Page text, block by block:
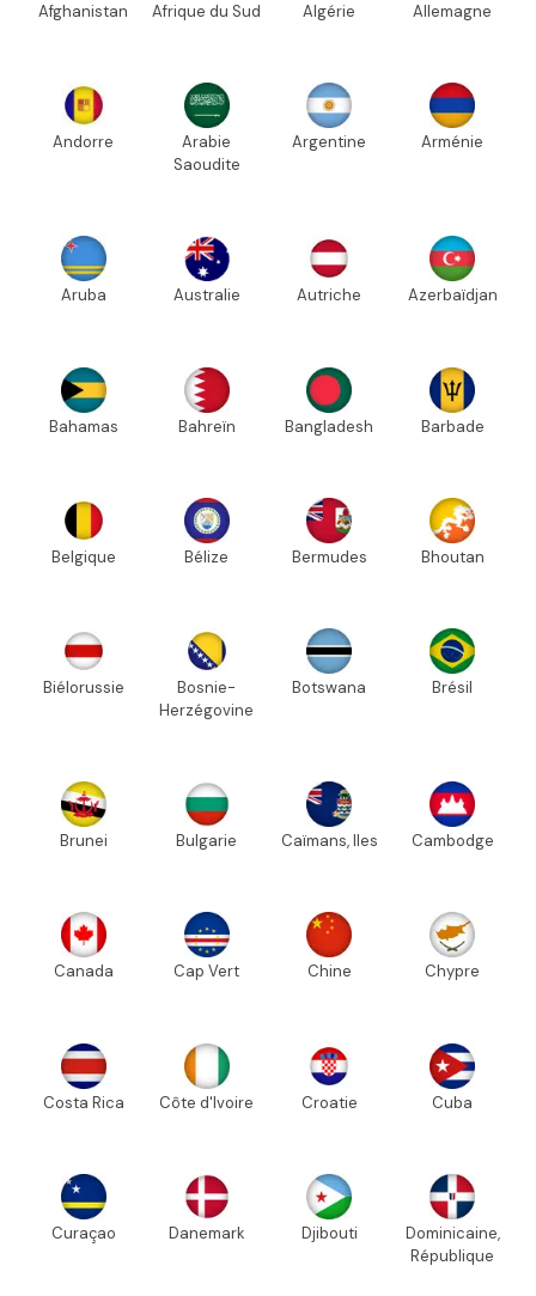
Afghanistan Afrique du Sud Algérie Allemagne
Andorre
Arabie
Saoudite
Argentine Arménie
Aruba Australie Autriche Azerbaïdjan
Bahamas Bahreïn Bangladesh Barbade
Belgique Bélize Bermudes Bhoutan
Biélorussie
Bosnie-
Herzégovine
Botswana Brésil
Brunei Bulgarie Caïmans, Iles Cambodge
Canada Cap Vert Chine Chypre
Costa Rica Côte d'Ivoire Croatie Cuba
Curaçao Danemark Djibouti
Dominicaine,
République